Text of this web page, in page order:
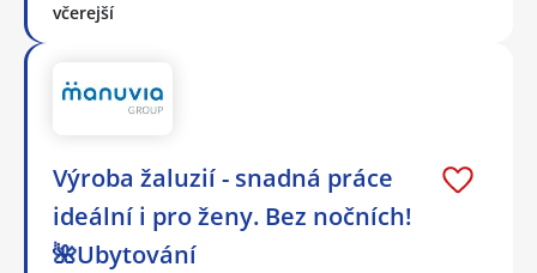
včerejší
Výroba žaluzií - snadná práce
ideální i pro ženy. Bez nočních!
🌺Ubytování